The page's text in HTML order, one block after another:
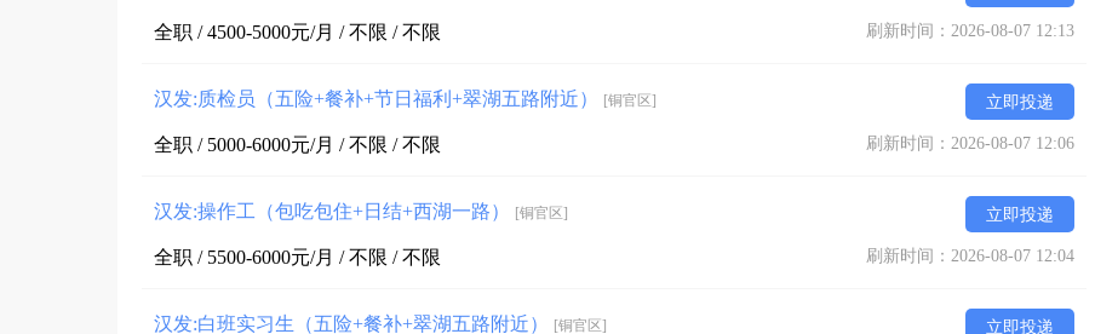
全职 / 4500-5000元/月 / 不限 / 不限 刷新时间：2026-08-07 12:13
汉发:质检员（五险+餐补+节日福利+翠湖五路附近） [铜官区] 立即投递
全职 / 5000-6000元/月 / 不限 / 不限 刷新时间：2026-08-07 12:06
汉发:操作工（包吃包住+日结+西湖一路） [铜官区] 立即投递
全职 / 5500-6000元/月 / 不限 / 不限 刷新时间：2026-08-07 12:04
汉发:白班实习生（五险+餐补+翠湖五路附近） [铜官区] 立即投递